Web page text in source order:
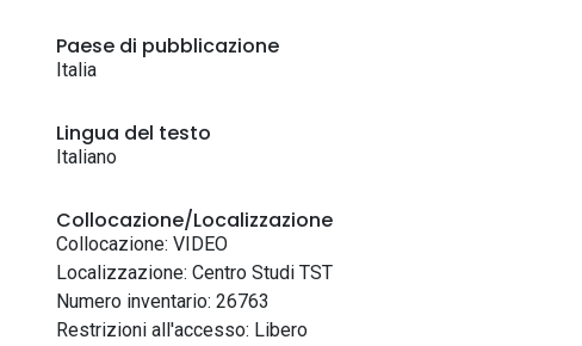
Paese di pubblicazione
Italia
Lingua del testo
Italiano
Collocazione/Localizzazione
Collocazione: VIDEO
Localizzazione: Centro Studi TST
Numero inventario: 26763
Restrizioni all'accesso: Libero